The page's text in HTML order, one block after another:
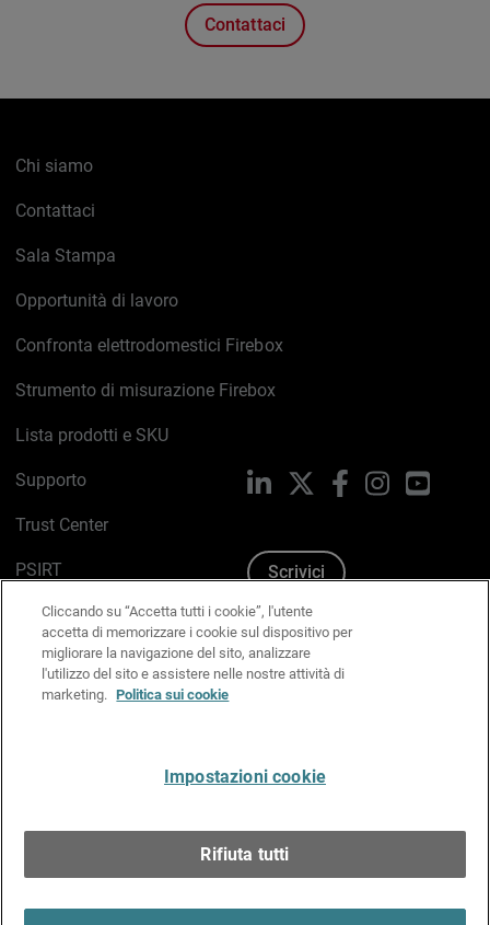
Contattaci
Chi siamo
Contattaci
Sala Stampa
Opportunità di lavoro
Confronta elettrodomestici Firebox
Strumento di misurazione Firebox
Lista prodotti e SKU
Supporto
Trust Center
PSIRT
Politica sui cookie
Informativa sulla privacy
Kit Media & Brand
LinkedIn FacebookInstagram
Scrivici
Cliccando su “Accetta tutti i cookie”, l'utente
accetta di memorizzare i cookie sul dispositivo per
migliorare la navigazione del sito, analizzare
l'utilizzo del sito e assistere nelle nostre attività di
marketing. Politica sui cookie
Impostazioni cookie
Rifiuta tutti